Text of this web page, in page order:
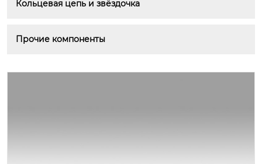
Кольцевая цепь и звёздочка
Прочие компоненты